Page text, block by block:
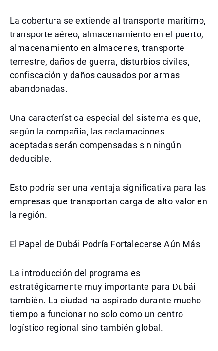
La cobertura se extiende al transporte marítimo,
transporte aéreo, almacenamiento en el puerto,
almacenamiento en almacenes, transporte
terrestre, daños de guerra, disturbios civiles,
confiscación y daños causados por armas
abandonadas.
Una característica especial del sistema es que,
según la compañía, las reclamaciones
aceptadas serán compensadas sin ningún
deducible.
Esto podría ser una ventaja significativa para las
empresas que transportan carga de alto valor en
la región.
El Papel de Dubái Podría Fortalecerse Aún Más
La introducción del programa es
estratégicamente muy importante para Dubái
también. La ciudad ha aspirado durante mucho
tiempo a funcionar no solo como un centro
logístico regional sino también global.